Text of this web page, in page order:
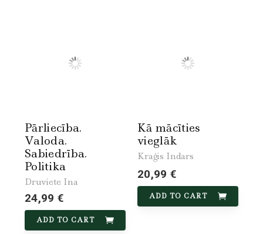
Pārliecība.
Valoda.
Sabiedrība.
Politika
Druviete Ina
24,99 €
ADD TO CART
Kā mācīties
vieglāk
Kraģis Indars
20,99 €
ADD TO CART